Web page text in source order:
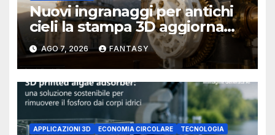
Nuovi ingranaggi per antichi
cieli la stampa 3D aggiorna
un osservatorio del 1930 della
University of Arkansas at
Little Rock
AGO 7, 2026 FANTASY
APPLICAZIONI 3D ECONOMIA CIRCOLARE TECNOLOGIA